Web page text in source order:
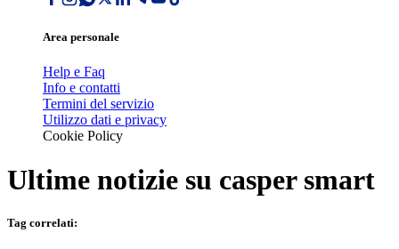
Area personale
Help e Faq
Info e contatti
Termini del servizio
Utilizzo dati e privacy
Cookie Policy
Ultime notizie su casper smart
Tag correlati: